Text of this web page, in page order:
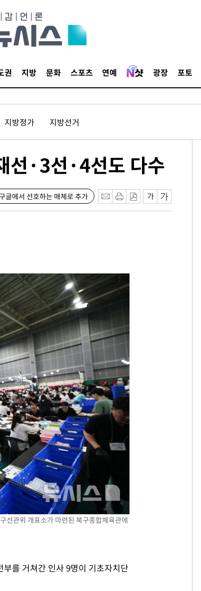
권 지방 문화 스포츠 연예 광장 포토
지방정가 지방선거
선·3선·4선도 다수
글에서 선호하는 매체로 추가
선관위 개표소가 마련된 북구종합체육관에
를 거쳐간 인사 9명이 기초자치단